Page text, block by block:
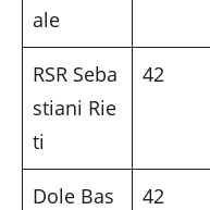
ale
RSR Seba
stiani Rie
ti
42
Dole Bas
42